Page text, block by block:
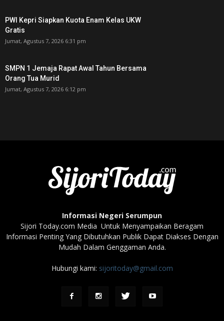
PWI Kepri Siapkan Kuota Enam Kelas UKW
Gratis
Jumat, Agustus 7, 2026 6:31 pm
SMPN 1 Jemaja Rapat Awal Tahun Bersama
Orang Tua Murid ‎
Jumat, Agustus 7, 2026 6:12 pm
Informasi Negeri Serumpun
Sijori Today.com Media Untuk Menyampaikan Beragam
Informasi Penting Yang Dibutuhkan Publik Dapat Diakses Dengan
Mudah Dalam Genggaman Anda.
Hubungi kami: sijoritoday@gmail.com